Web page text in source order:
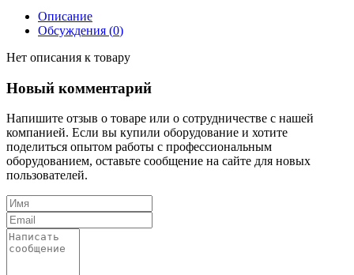
Описание
Обсуждения (0)
Нет описания к товару
Новый комментарий
Напишите отзыв о товаре или о сотрудничестве с нашей
компанией. Если вы купили оборудование и хотите
поделиться опытом работы с профессиональным
оборудованием, оставьте сообщение на сайте для новых
пользователей.